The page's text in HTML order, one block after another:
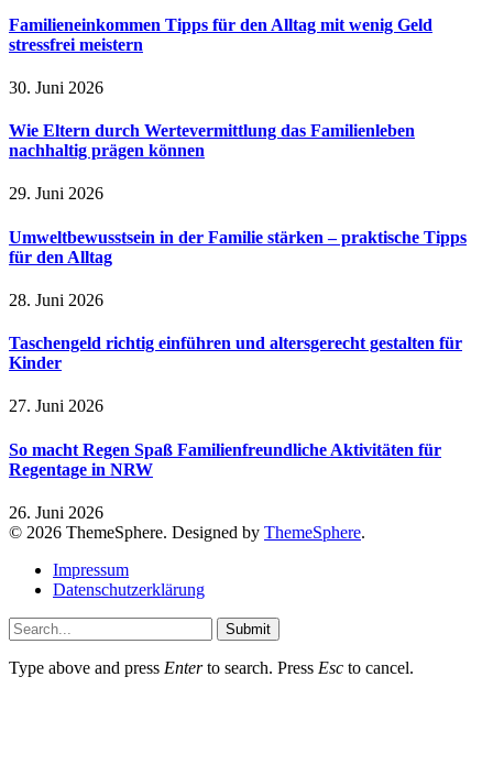
Familieneinkommen Tipps für den Alltag mit wenig Geld
stressfrei meistern
30. Juni 2026
Wie Eltern durch Wertevermittlung das Familienleben
nachhaltig prägen können
29. Juni 2026
Umweltbewusstsein in der Familie stärken – praktische Tipps
für den Alltag
28. Juni 2026
Taschengeld richtig einführen und altersgerecht gestalten für
Kinder
27. Juni 2026
So macht Regen Spaß Familienfreundliche Aktivitäten für
Regentage in NRW
26. Juni 2026
© 2026 ThemeSphere. Designed by ThemeSphere.
Impressum
Datenschutzerklärung
Submit
Type above and press Enterto search. Press Esc to cancel.